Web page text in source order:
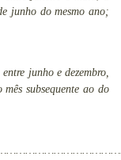
junho do mesmo ano;
junho e dezembro,
subsequente ao do